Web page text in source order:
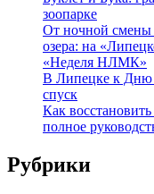
зоопарке
От ночной смены
озера: на
«Неделя НЛМК»
В Липецке к Дню
спуск
Как
полное
Рубрики